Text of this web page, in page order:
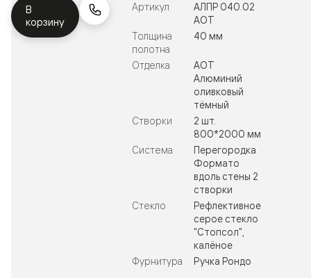
В
корзину
Артикул
АЛПР 040.02
АОТ
Толщина
полотна
40 мм
Отделка
АОТ
Алюминий
оливковый
тёмный
Створки
2 шт.
800*2000 мм
Система
Перегородка
Формато
вдоль стены 2
створки
Стекло
Рефлективное
серое стекло
"Стопсол",
калёное
Фурнитура
Ручка Рондо